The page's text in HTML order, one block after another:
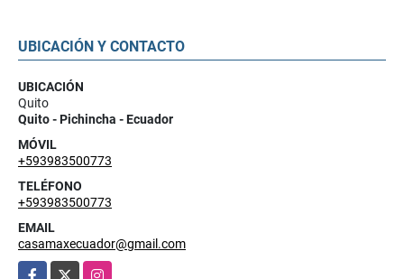
UBICACIÓN Y CONTACTO
UBICACIÓN
Quito
Quito - Pichincha - Ecuador
MÓVIL
+593983500773
TELÉFONO
+593983500773
EMAIL
casamaxecuador@gmail.com
Facebook
Instagram